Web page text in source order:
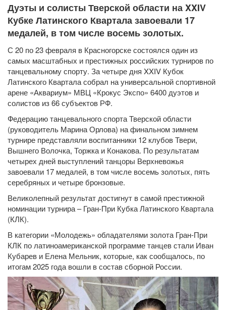
Дуэты и солисты Тверской области на XXIV
Кубке Латинского Квартала завоевали 17
медалей, в том числе восемь золотых.
С 20 по 23 февраля в Красногорске состоялся один из
самых масштабных и престижных российских турниров по
танцевальному спорту. За четыре дня XXIV Кубок
Латинского Квартала собрал на универсальной спортивной
арене «Аквариум» МВЦ «Крокус Экспо» 6400 дуэтов и
солистов из 66 субъектов РФ.
Федерацию танцевального спорта Тверской области
(руководитель Марина Орлова) на финальном зимнем
турнире представляли воспитанники 12 клубов Твери,
Вышнего Волочка, Торжка и Конакова. По результатам
четырех дней выступлений танцоры Верхневожья
завоевали 17 медалей, в том числе восемь золотых, пять
серебряных и четыре бронзовые.
Великолепный результат достигнут в самой престижной
номинации турнира – Гран-При Кубка Латинского Квартала
(КЛК).
В категории «Молодежь» обладателями золота Гран-При
КЛК по латиноамериканской программе танцев стали Иван
Кубарев и Елена Мельник, которые, как сообщалось, по
итогам 2025 года вошли в состав сборной России.